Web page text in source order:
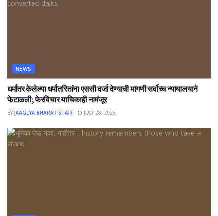
NEWS
धर्मांतर केलेल्या धर्मांतरितांना एससी दर्जा देण्याची मागणी सर्वोच्च न्यायालयाने
फेटाळली; फेरविचार याचिकाही नामंजूर
BY JAAGLYA BHARAT STAFF JULY 28, 2026